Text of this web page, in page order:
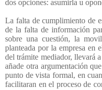
dos opciones: asumirla u
La falta de cumplimiento de
de la falta de información
sobre una cuestión, la
planteada por la empresa en
del trámite mediador, llevará
añade otra argumentación
punto de vista formal, en
facilitaran en el proceso de